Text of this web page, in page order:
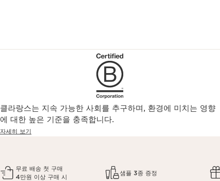
클라랑스는 지속 가능한 사회를 추구하며, 환경에 미치는 영향
에 대한 높은 기준을 충족합니다.
자세히 보기
무료 배송 첫 구매
4만원 이상 구매 시
샘플 3종 증정